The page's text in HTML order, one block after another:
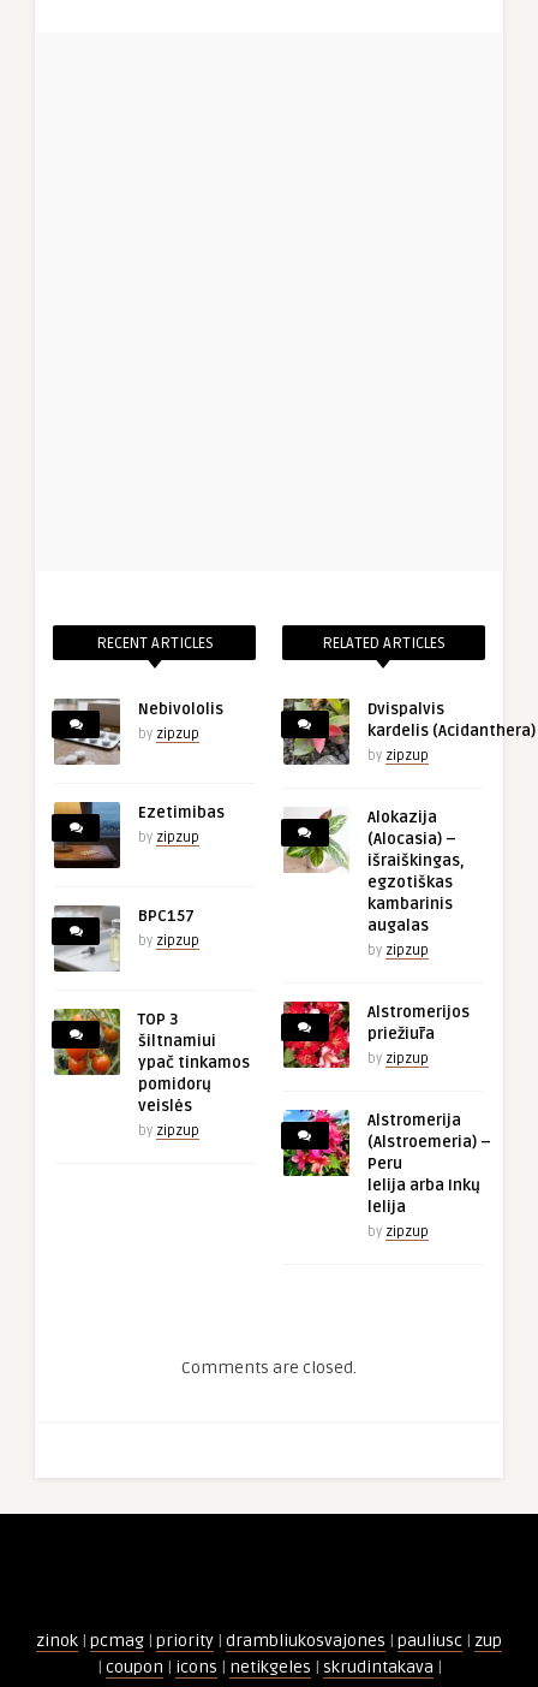
RECENT ARTICLES
Nebivololis
by zipzup
Ezetimibas
by zipzup
BPC157
by zipzup
TOP 3
šiltnamiui
ypač tinkamos
pomidorų
veislės
by zipzup
RELATED ARTICLES
Dvispalvis
kardelis (Acidanthera)
by zipzup
Alokazija
(Alocasia) –
išraiškingas,
egzotiškas
kambarinis
augalas
by zipzup
Alstromerijos
priežiūra
by zipzup
Alstromerija
(Alstroemeria) –
Peru
lelija arba Inkų
lelija
by zipzup
Comments are closed.
zinok | pcmag | priority | drambliukosvajones | pauliusc | zup
| coupon | icons | netikgeles | skrudintakava |